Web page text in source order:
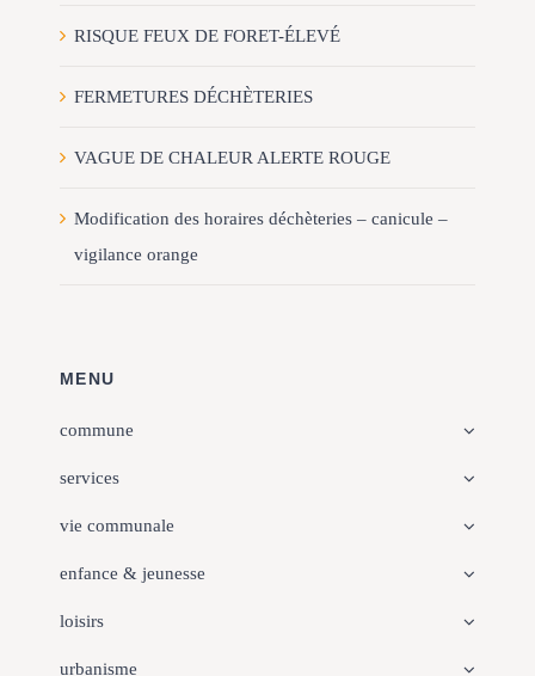
RISQUE FEUX DE FORET-ÉLEVÉ
FERMETURES DÉCHÈTERIES
VAGUE DE CHALEUR ALERTE ROUGE
Modification des horaires déchèteries – canicule –
vigilance orange
MENU
commune
services
vie communale
enfance & jeunesse
loisirs
urbanisme